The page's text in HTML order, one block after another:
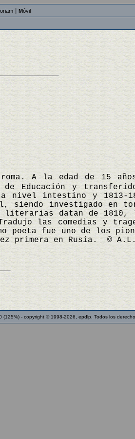
Móvil
A la edad de 15
de Educación y
nivel intestino y 1813-
siendo investigado en
literarias datan de
las comedias y
poeta fue uno de los
primera en Rusia. ©
- copyright © 1998-2026, epdlp. Todos los